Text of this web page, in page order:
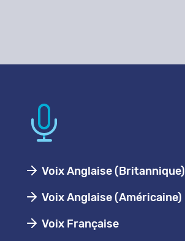
Voix Anglaise (Britannique)
Voix Anglaise (Américaine)
Voix Française